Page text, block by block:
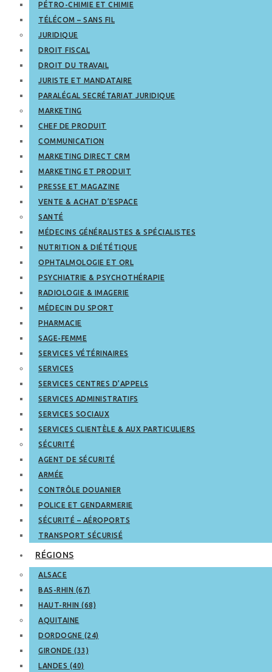
PÉTRO-CHIMIE ET CHIMIE
TÉLÉCOM – SANS FIL
JURIDIQUE
DROIT FISCAL
DROIT DU TRAVAIL
JURISTE ET MANDATAIRE
PARALÉGAL SECRÉTARIAT JURIDIQUE
MARKETING
CHEF DE PRODUIT
COMMUNICATION
MARKETING DIRECT CRM
MARKETING ET PRODUIT
PRESSE ET MAGAZINE
VENTE & ACHAT D’ESPACE
SANTÉ
MÉDECINS GÉNÉRALISTES & SPÉCIALISTES
NUTRITION & DIÉTÉTIQUE
OPHTALMOLOGIE ET ORL
PSYCHIATRIE & PSYCHOTHÉRAPIE
RADIOLOGIE & IMAGERIE
MÉDECIN DU SPORT
PHARMACIE
SAGE-FEMME
SERVICES VÉTÉRINAIRES
SERVICES
SERVICES CENTRES D’APPELS
SERVICES ADMINISTRATIFS
SERVICES SOCIAUX
SERVICES CLIENTÈLE & AUX PARTICULIERS
SÉCURITÉ
AGENT DE SÉCURITÉ
ARMÉE
CONTRÔLE DOUANIER
POLICE ET GENDARMERIE
SÉCURITÉ – AÉROPORTS
TRANSPORT SÉCURISÉ
RÉGIONS
ALSACE
BAS-RHIN (67)
HAUT-RHIN (68)
AQUITAINE
DORDOGNE (24)
GIRONDE (33)
LANDES (40)